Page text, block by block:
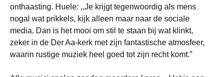
onthaasting. Huele: ,,Je krijgt tegenwoordig als mens
nogal wat prikkels, kijk alleen maar naar de sociale
media. Dan is het mooi om stil te staan bij wat klinkt,
zeker in de Der Aa-kerk met zijn fantastische atmosfeer,
waarin rustige muziek heel goed tot zijn recht komt.”